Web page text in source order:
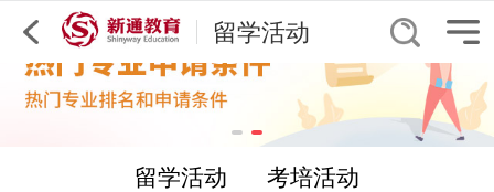
留学活动
留学活动 考培活动